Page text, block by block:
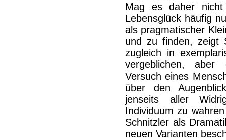
Mag es daher nicht
Lebensglück häufig
als pragmatischer
und zu finden, zeigt
zugleich in
vergeblichen, aber
Versuch eines
über den
jenseits aller
Individuum zu
Schnitzler als
neuen Varianten